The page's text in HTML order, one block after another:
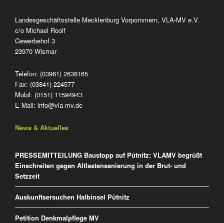
Landesgeschäftsstelle Mecklenburg Vorpommern, VLA-MV e.V.
c/o Michael Roolf
Gewerbehof 3
23970 Wismar
Telefon: (03961) 2636165
Fax: (03841) 224577
Mobil: (0151) 11594943
E-Mail: info@vla-mv.de
News & Aktuelles
PRESSEMITTEILUNG Baustopp auf Pütnitz: VLAMV begrüßt
Einschreiten gegen Altlastensanierung in der Brut- und
Setzzeit
Auskunftsersuchen Halbinsel Pütnitz
Petition Denkmalpflege MV